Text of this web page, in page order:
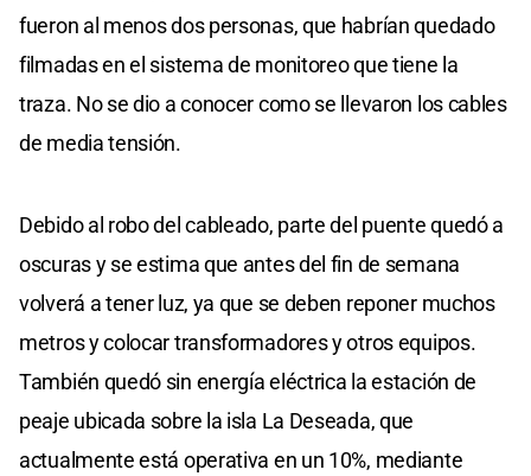
fueron al menos dos personas, que habrían quedado
filmadas en el sistema de monitoreo que tiene la
traza. No se dio a conocer como se llevaron los cables
de media tensión.
Debido al robo del cableado, parte del puente quedó a
oscuras y se estima que antes del fin de semana
volverá a tener luz, ya que se deben reponer muchos
metros y colocar transformadores y otros equipos.
También quedó sin energía eléctrica la estación de
peaje ubicada sobre la isla La Deseada, que
actualmente está operativa en un 10%, mediante